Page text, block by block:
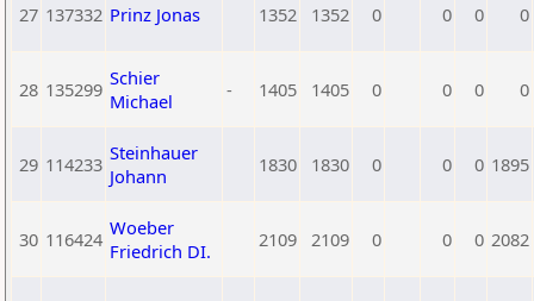
27 137332 Prinz Jonas 1352 1352 0 0 0 0
28 135299 Schier
Michael
- 1405 1405 0 0 0 0
29 114233 Steinhauer
Johann
1830 1830 0 0 0 1895
30 116424 Woeber
Friedrich DI.
2109 2109 0 0 0 2082